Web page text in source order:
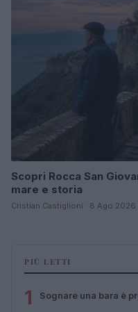
Scopri Rocca San
mare e storia
Cristian Castiglioni · 8 Ago 2026
PIÙ LETTI
1 Sognare una bara è